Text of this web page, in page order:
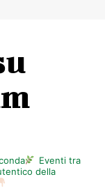
Eventi tra
della